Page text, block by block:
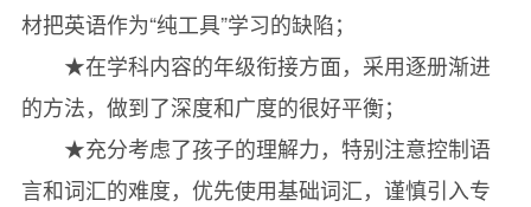
地球的起源
Wegener’s Continental Drift Theory
魏格纳的大陆漂移学说
Volcanoes
火山
材把英语作为“纯工具”学习的缺陷；
★在学科内容的年级衔接方面，采用逐册渐进
的方法，做到了深度和广度的很好平衡；
★充分考虑了孩子的理解力，特别注意控制语
言和词汇的难度，优先使用基础词汇，谨慎引入专